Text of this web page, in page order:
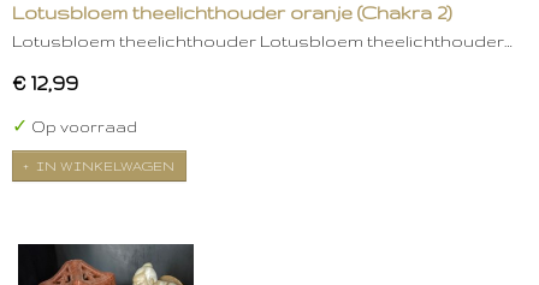
Lotusbloem theelichthouder oranje (Chakra 2)
Lotusbloem theelichthouder Lotusbloem theelichthouder…
€ 12,99
✓ Op voorraad
IN WINKELWAGEN